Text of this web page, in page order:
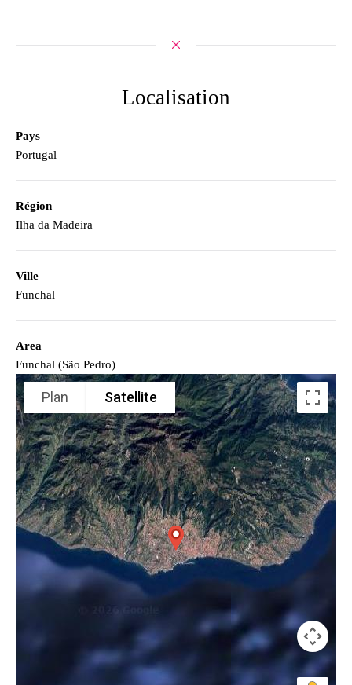
Localisation
Pays
Portugal
Région
Ilha da Madeira
Ville
Funchal
Area
Funchal (São Pedro)
Plan Satellite